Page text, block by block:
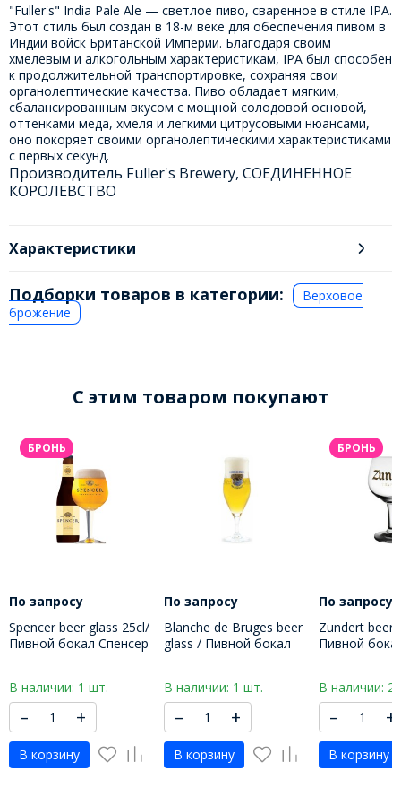
"Fuller's" India Pale Ale — светлое пиво, сваренное в стиле IPA.
Этот стиль был создан в 18-м веке для обеспечения пивом в
Индии войск Британской Империи. Благодаря своим
хмелевым и алкогольным характеристикам, IPA был способен
к продолжительной транспортировке, сохраняя свои
органолептические качества. Пиво обладает мягким,
сбалансированным вкусом с мощной солодовой основой,
оттенками меда, хмеля и легкими цитрусовыми нюансами,
оно покоряет своими органолептическими характеристиками
с первых секунд.
Производитель Fuller's Brewery, СОЕДИНЕННОЕ
КОРОЛЕВСТВО
Характеристики
Подборки товаров в категории:
Верховое
брожение
C этим товаром покупают
БРОНЬ
По запросу
Spencer beer glass 25cl/
Пивной бокал Спенсер
В наличии: 1 шт.
– +
В корзину
По запросу
Blanche de Bruges beer
glass / Пивной бокал
В наличии: 1 шт.
– +
В корзину
БРОНЬ
По запросу
Zundert beer
Пивной
В наличии: 2
– +
В корзину